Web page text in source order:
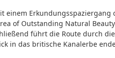
Erkundungsspaziergang
of Outstanding Natural
führt die Route durch
in das britische Kanalerbe